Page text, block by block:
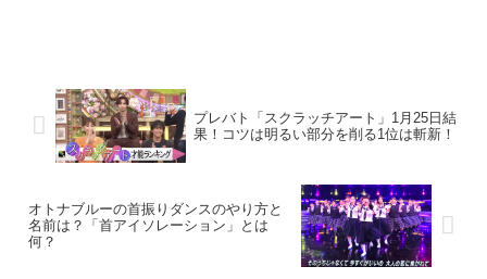
プレバト「スクラッチアート」1月25日結
果！コツは明るい部分を削る1位は斬新！
オトナブルーの首振りダンスのやり方と
名前は？「首アイソレーション」とは
何？